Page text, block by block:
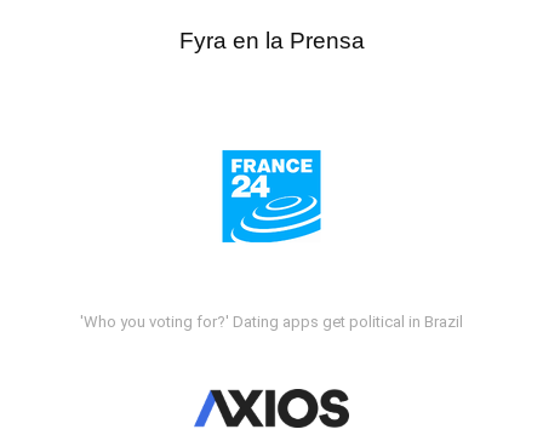
Fyra en la Prensa
'Who you voting for?' Dating apps get political in Brazil